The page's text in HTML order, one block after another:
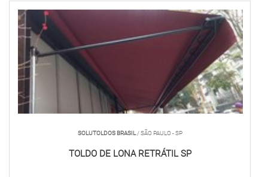
SOLUTOLDOS BRASIL/ SÃO PAULO - SP
TOLDO DE LONA RETRÁTIL SP